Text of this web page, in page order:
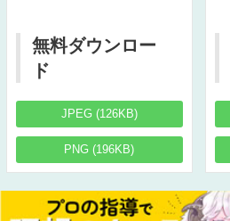
無料ダウンロー
ド
JPEG (126KB)
PNG (196KB)